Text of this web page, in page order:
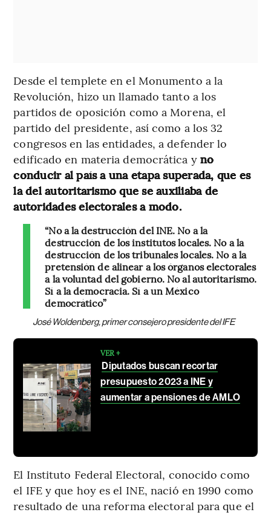
Desde el templete en el Monumento a la
Revolución, hizo un llamado tanto a los
partidos de oposición como a Morena, el
partido del presidente, así como a los 32
congresos en las entidades, a defender lo
edificado en materia democrática y no
conducir al país a una etapa superada, que es
la del autoritarismo que se auxiliaba de
autoridades electorales a modo.
“No a la destrucción del INE. No a la
destrucción de los institutos locales. No a la
destrucción de los tribunales locales. No a la
pretensión de alinear a los órganos electorales
a la voluntad del gobierno. No al autoritarismo.
Sí a la democracia. Sí a un México
democrático”
José Woldenberg, primer consejero presidente del IFE
VER +
Diputados buscan recortar
presupuesto 2023 a INE y
aumentar a pensiones de AMLO
El Instituto Federal Electoral, conocido como
el IFE y que hoy es el INE, nació en 1990 como
resultado de una reforma electoral para que el